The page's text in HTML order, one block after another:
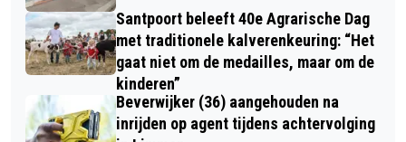
Santpoort beleeft 40e Agrarische Dag
met traditionele kalverenkeuring: “Het
gaat niet om de medailles, maar om de
kinderen”
Beverwijker (36) aangehouden na
inrijden op agent tijdens achtervolging